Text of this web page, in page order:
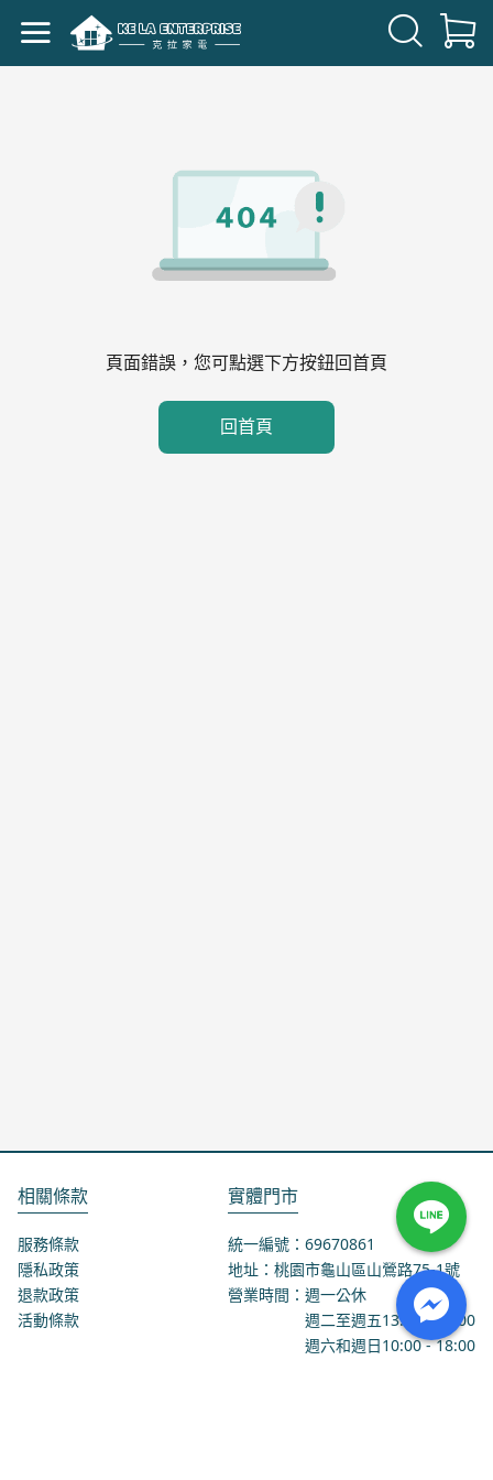
頁面錯誤，您可點選下方按鈕回首頁
回首頁
相關條款
服務條款
隱私政策
退款政策
活動條款
實體門市
統一編號：69670861
地址：桃園市龜山區山鶯路75-1號
營業時間：週一公休
週二至週五13:00 - 18:00
週六和週日10:00 - 18:00